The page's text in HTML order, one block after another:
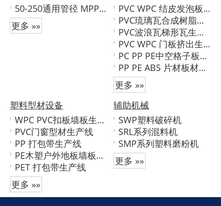
50-250通用管径 MPP电力管设备
更多 »»
PVC WPC 结皮发泡板生产线
PVC琉璃瓦合成树脂瓦生产线
PVC波浪瓦梯形瓦生产线
PVC WPC 门板挤出生产线
PC PP PE中空格子板生产线
PP PE ABS 片材板材（单层&多层）生产线
更多 »»
塑料型材设备
WPC PVC扣板墙板生产线
PVC门窗型材生产线
PP 打包带生产线
PE木塑户外地板墙板生产线
PET 打包带生产线
更多 »»
辅助机械
SWP塑料破碎机
SRL系列混料机
SMP系列塑料磨粉机
更多 »»